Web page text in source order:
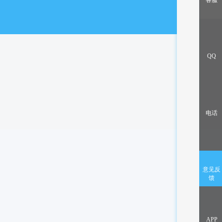
QQ
电话
意见反
馈
APP